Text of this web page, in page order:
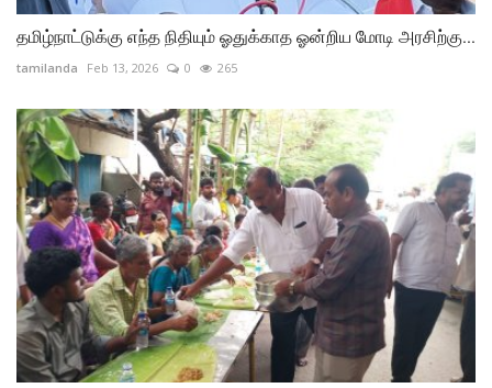
தமிழ்நாட்டுக்கு எந்த நிதியும் ஓதுக்காத ஓன்றிய மோடி அரசிற்கு...
tamilanda Feb 13, 2026 0 265